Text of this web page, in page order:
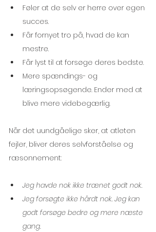
Føler at de selv er herre over egen
succes.
Får fornyet tro på, hvad de kan
mestre.
Får lyst til at forsøge deres bedste.
Mere spændings- og
læringsopsøgende. Ender med at
blive mere videbegærlig.
Når det uundgåelige sker, at atleten
fejler, bliver deres selvforståelse og
ræsonnement:
Jeg havde nok ikke trænet godt nok.
Jeg forsøgte ikke hårdt nok. Jeg kan
godt forsøge bedre og mere næste
gang.